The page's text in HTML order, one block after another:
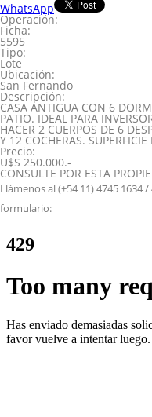
WhatsApp
Operación:
Ficha:
5595
Tipo:
Lote
Ubicación:
San Fernando
Descripción:
CASA ANTIGUA CON 6
PATIO. IDEAL PARA
HACER 2 CUERPOS DE 6
Y 12 COCHERAS.
Precio:
U$S 250.000.-
CONSULTE POR ESTA
Llámenos al (+54 11) 4745 1634
formulario: